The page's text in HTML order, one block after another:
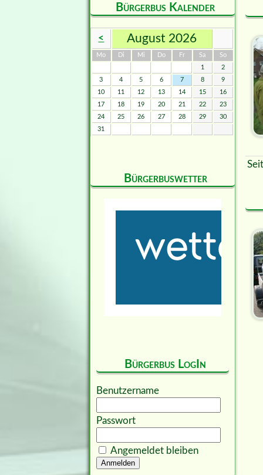
Bürgerbus Kalender
< August 2026
Montag DienstagMittwoch
Donnerstag
Freitag SamstagSonntag
1
2
3
4 5 6 7 8
9
10
11 12 13 14 15
16
17
18 19 20 21 22
23
24
25 26 27 28 29
30
31
Bürgerbuswetter
Bürgerbus LogIn
Benutzername
Passwort
Angemeldet bleiben
Anmelden